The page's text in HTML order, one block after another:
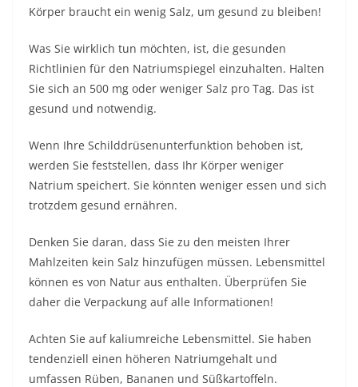
Körper braucht ein wenig Salz, um gesund zu bleiben!
Was Sie wirklich tun möchten, ist, die gesunden
Richtlinien für den Natriumspiegel einzuhalten. Halten
Sie sich an 500 mg oder weniger Salz pro Tag. Das ist
gesund und notwendig.
Wenn Ihre Schilddrüsenunterfunktion behoben ist,
werden Sie feststellen, dass Ihr Körper weniger
Natrium speichert. Sie könnten weniger essen und sich
trotzdem gesund ernähren.
Denken Sie daran, dass Sie zu den meisten Ihrer
Mahlzeiten kein Salz hinzufügen müssen. Lebensmittel
können es von Natur aus enthalten. Überprüfen Sie
daher die Verpackung auf alle Informationen!
Achten Sie auf kaliumreiche Lebensmittel. Sie haben
tendenziell einen höheren Natriumgehalt und
umfassen Rüben, Bananen und Süßkartoffeln.